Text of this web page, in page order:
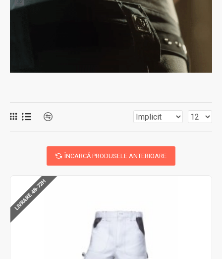
ÎNCARCĂ PRODUSELE ANTERIOARE
LIVRARE 48-72H